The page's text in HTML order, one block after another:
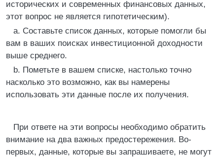
исторических и современных финансовых данных,
этот вопрос не является гипотетическим).
a. Составьте список данных, которые помогли бы
вам в ваших поисках инвестиционной доходности
выше среднего.
b. Пометьте в вашем списке, настолько точно
насколько это возможно, как вы намерены
использовать эти данные после их получения.
При ответе на эти вопросы необходимо обратить
внимание на два важных предостережения. Во-
первых, данные, которые вы запрашиваете, не могут